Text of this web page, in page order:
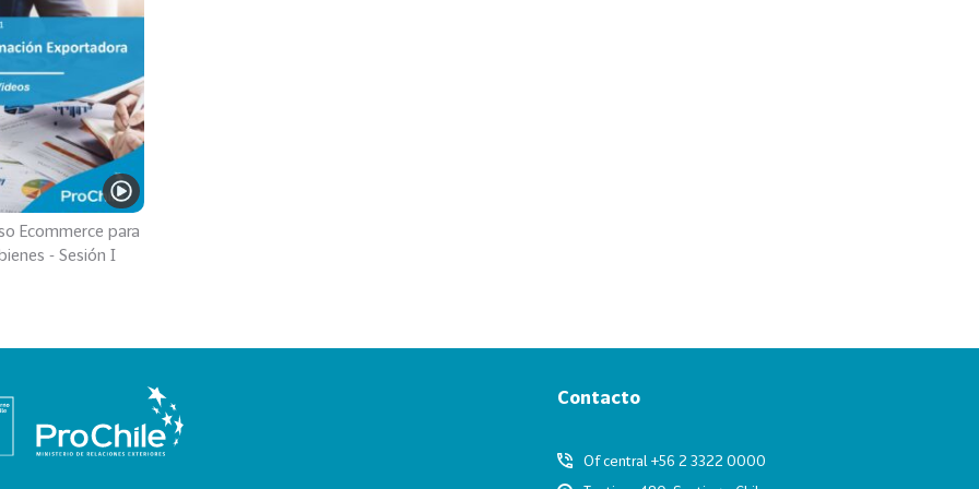
Ecommerce para
- Sesión I
Contacto
Of central +56 2 3322 0000